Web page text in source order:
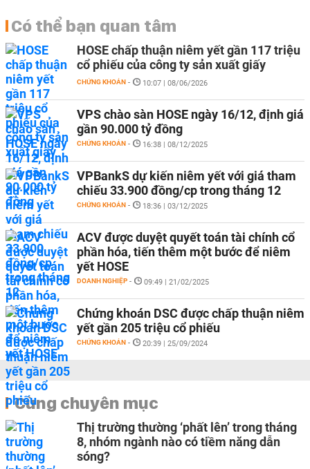
Có thể bạn quan tâm
HOSE chấp thuận niêm yết gần 117 triệu
cổ phiếu của công ty sản xuất giấy
CHỨNG KHOÁN - 10:07 | 08/06/2026
VPS chào sàn HOSE ngày 16/12, định giá
gần 90.000 tỷ đồng
CHỨNG KHOÁN - 16:38 | 08/12/2025
VPBankS dự kiến niêm yết với giá tham
chiếu 33.900 đồng/cp trong tháng 12
CHỨNG KHOÁN - 18:36 | 03/12/2025
ACV được duyệt quyết toán tài chính cổ
phần hóa, tiến thêm một bước để niêm
yết HOSE
DOANH NGHIỆP - 09:49 | 21/02/2025
Chứng khoán DSC được chấp thuận niêm
yết gần 205 triệu cổ phiếu
CHỨNG KHOÁN - 20:39 | 25/09/2024
Cùng chuyên mục
Thị trường thường ‘phất lên’ trong tháng
8, nhóm ngành nào có tiềm năng dẫn
sóng?